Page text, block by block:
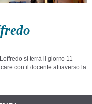
si terrà il giorno 11
con il docente attraverso la